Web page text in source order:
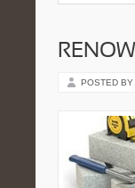
POSTED BY